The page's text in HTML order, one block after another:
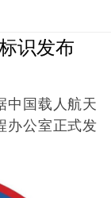
识发布
国载人航天
办公室正式发